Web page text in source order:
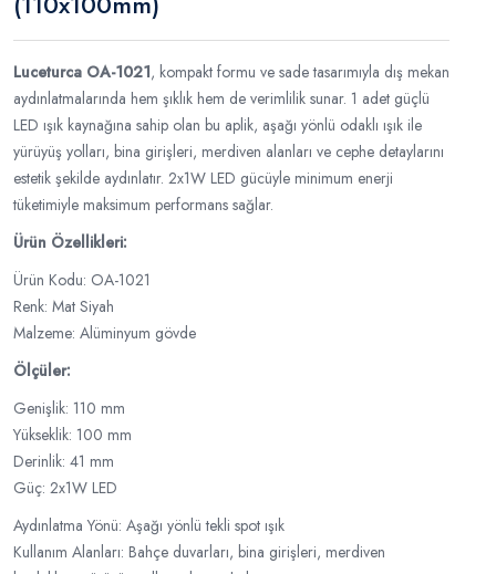
Luceturca OA-1021, kompakt formu ve sade tasarımıyla dış mekan
aydınlatmalarında hem şıklık hem de verimlilik sunar. 1 adet güçlü
LED ışık kaynağına sahip olan bu aplik, aşağı yönlü odaklı ışık ile
yürüyüş yolları, bina girişleri, merdiven alanları ve cephe detaylarını
estetik şekilde aydınlatır. 2x1W LED gücüyle minimum enerji
tüketimiyle maksimum performans sağlar.
Ürün Özellikleri:
Ürün Kodu: OA-1021
Renk: Mat Siyah
Malzeme: Alüminyum gövde
Ölçüler:
Genişlik: 110 mm
Yükseklik: 100 mm
Derinlik: 41 mm
Güç: 2x1W LED
Aydınlatma Yönü: Aşağı yönlü tekli spot ışık
Kullanım Alanları: Bahçe duvarları, bina girişleri, merdiven